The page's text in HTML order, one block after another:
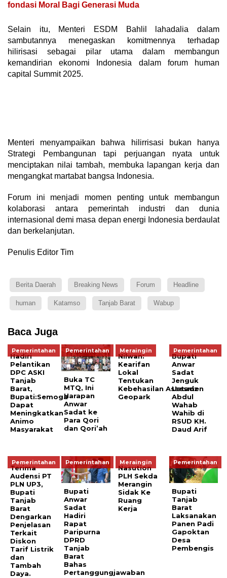
fondasi Moral Bagi Generasi Muda
Selain itu, Menteri ESDM Bahlil lahadalia dalam
sambutannya menegaskan komitmennya terhadap
hilirisasi sebagai pilar utama dalam membangun
kemandirian ekonomi Indonesia dalam forum human
capital Summit 2025.
Menteri menyampaikan bahwa hilirrisasi bukan hanya
Strategi Pembangunan tapi perjuangan nyata untuk
menciptakan nilai tambah, membuka lapangan kerja dan
mengangkat martabat bangsa Indonesia.
Forum ini menjadi momen penting untuk membangun
kolaborasi antara pemerintah industri dan dunia
internasional demi masa depan energi Indonesia berdaulat
dan berkelanjutan.
Penulis Editor Tim
Berita Daerah Breaking News Forum Headline
human Katamso Tanjab Barat Wabup
Baca Juga
Pemerintahan
Hadiri
Pelantikan
DPC ASKI
Tanjab
Barat,
Bupati:Semoga
Dapat
Meningkatkan
Animo
Masyarakat
Pemerintahan
Buka TC
MTQ, Ini
Harapan
Anwar
Sadat ke
Para Qori
dan Qori’ah
Meraingin
Nilwan:
Kearifan
Lokal
Tentukan
Kebehasilan Assesmen
Geopark
Pemerintahan
Bupati
Anwar
Sadat
Jenguk
Ustadz
Abdul
Wahab
Wahib di
RSUD KH.
Daud Arif
Pemerintahan
Terima
Audensi PT
PLN UP3,
Bupati
Tanjab
Barat
Dengarkan
Penjelasan
Terkait
Diskon
Tarif Listrik
dan
Tambah
Daya.
Pemerintahan
Bupati
Anwar
Sadat
Hadiri
Rapat
Paripurna
DPRD
Tanjab
Barat
Bahas
Pertanggungjawaban
Meraingin
Nasution
PLH Sekda
Merangin
Sidak Ke
Ruang
Kerja
Pemerintahan
Bupati
Tanjab
Barat
Laksanakan
Panen Padi
Gapoktan
Desa
Pembengis